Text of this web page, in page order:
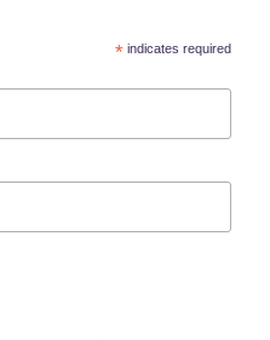
*indicates required